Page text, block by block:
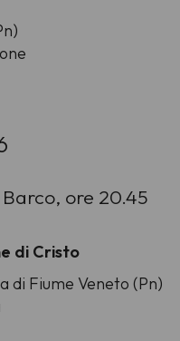
ore 20.45
di Cristo
di Fiume Veneto (Pn)